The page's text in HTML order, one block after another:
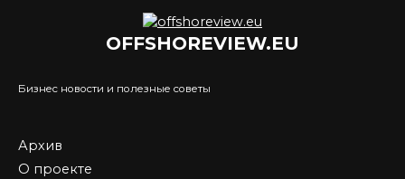
OFFSHOREVIEW.EU
Бизнес новости и полезные советы
Архив
О проекте